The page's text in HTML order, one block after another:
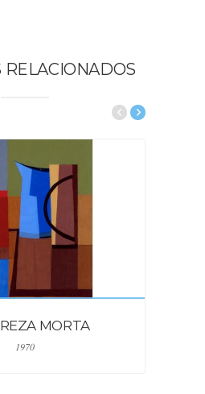
RELACIONADOS
MORTA
1970